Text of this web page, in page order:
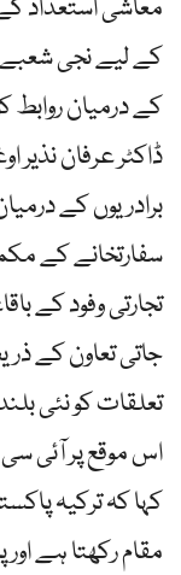
معاشی استعداد
کے لیے نجی
کے درمیان
ڈاکٹر عرفان نذیر
برادریوں کے
سفارتخانے کے
تجارتی وفود کے
جاتی تعاون کے
تعلقات کو نئی
اس موقع پر آئی
کہا کہ ترکیہ
مقام رکھتا ہے